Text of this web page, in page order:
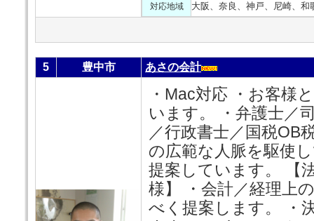
対応地域 大阪、奈良、神戸、尼崎、和
5 豊中市 あさの会計
・Mac対応 ・お客様
います。 ・弁護士／
／行政書士／国税OB
の広範な人脈を駆使
提案しています。 【
様】 ・会計／経理上
べく提案します。 ・